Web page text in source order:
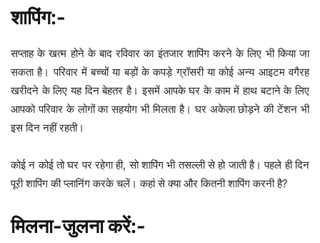
शापिंग:-
सप्ताह के खत्म होने के बाद रविवार का इंतजार शापिंग करने के लिए भी किया जा
सकता है। परिवार में बच्चों या बड़ों के कपड़े ग्रॉसरी या कोई अन्य आइटम वगैरह
खरीदने के लिए यह दिन बेहतर है। इसमें आपके घर के काम में हाथ बटाने के लिए
आपको परिवार के लोगों का सहयोग भी मिलता है। घर अकेला छोड़ने की टेंशन भी
इस दिन नहीं रहती।
कोई न कोई तो घर पर रहेगा ही, सो शापिंग भी तसल्ली से हो जाती है। पहले ही दिन
पूरी शापिंग की प्लानिंग करके चलें। कहां से क्या और कितनी शापिंग करनी है?
मिलना-जुलना करें:-